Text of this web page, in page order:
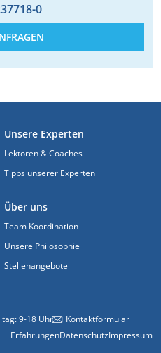
0
9-18 Uhr Kontaktformular
Unsere Experten
Lektoren & Coaches
Tipps unserer Experten
Über uns
Team Koordination
Unsere Philosophie
Stellenangebote
ErfahrungenDatenschutzImpressum